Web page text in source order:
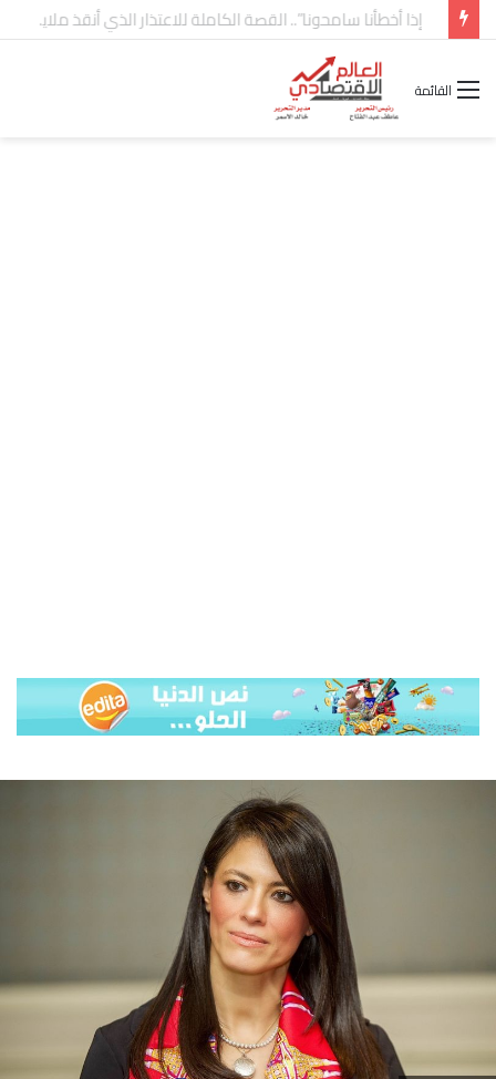
شركة “Scope Developments” تعلن تولي أحمد كمال عيسى منصب الرئيس التنفيذي للقطاع التجاري
القائمة